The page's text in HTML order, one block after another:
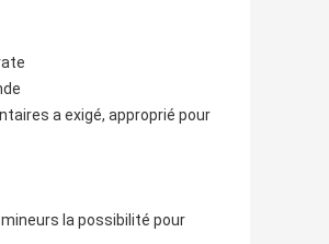
a exigé, approprié pour
la possibilité pour